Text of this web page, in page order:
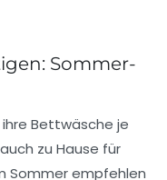
Sommer-
Bettwäsche je
zu Hause für
Sommer empfehlen